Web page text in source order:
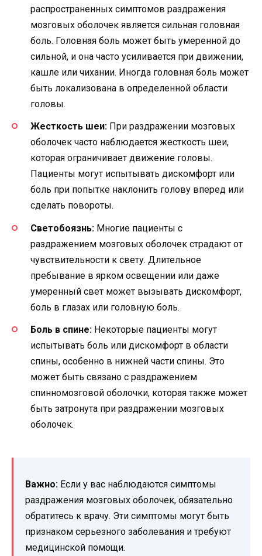
распространенных симптомов раздражения
мозговых оболочек является сильная головная
боль. Головная боль может быть умеренной до
сильной, и она часто усиливается при движении,
кашле или чихании. Иногда головная боль может
быть локализована в определенной области
головы.
Жесткость шеи: При раздражении мозговых
оболочек часто наблюдается жесткость шеи,
которая ограничивает движение головы.
Пациенты могут испытывать дискомфорт или
боль при попытке наклонить голову вперед или
сделать повороты.
Светобоязнь: Многие пациенты с
раздражением мозговых оболочек страдают от
чувствительности к свету. Длительное
пребывание в ярком освещении или даже
умеренный свет может вызывать дискомфорт,
боль в глазах или головную боль.
Боль в спине: Некоторые пациенты могут
испытывать боль или дискомфорт в области
спины, особенно в нижней части спины. Это
может быть связано с раздражением
спинномозговой оболочки, которая также может
быть затронута при раздражении мозговых
оболочек.
Важно: Если у вас наблюдаются симптомы
раздражения мозговых оболочек, обязательно
обратитесь к врачу. Эти симптомы могут быть
признаком серьезного заболевания и требуют
медицинской помощи.